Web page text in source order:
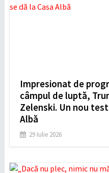
Impresionat de
câmpul de luptă,
Zelenski. Un nou
Albă
29 Iulie 2026